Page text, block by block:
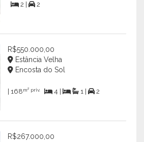
2 | 2
R$550.000,00
Estância Velha
Encosta do Sol
| 168m² priv. 4 | 1 | 2
R$267.000,00